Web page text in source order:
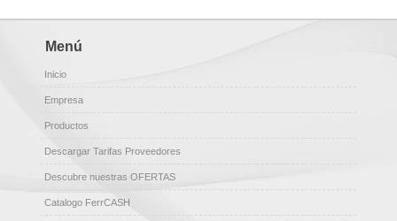
Menú
Inicio
Empresa
Productos
Descargar Tarifas Proveedores
Descubre nuestras OFERTAS
Catalogo FerrCASH